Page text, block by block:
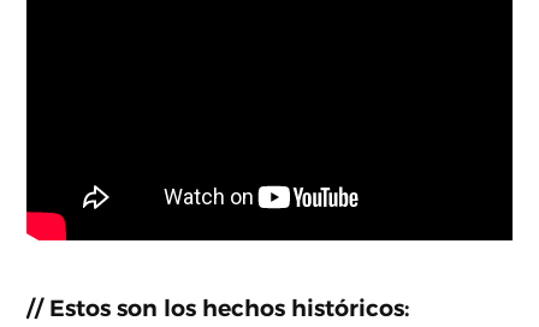
// Estos son los hechos históricos: